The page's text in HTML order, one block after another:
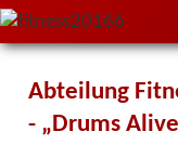
Abteilung
- „Drums